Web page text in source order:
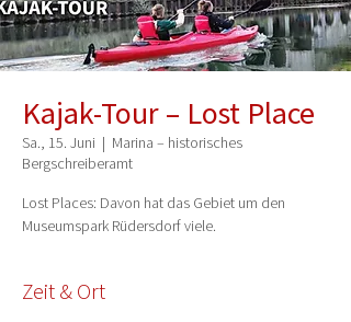
Kajak-Tour – Lost Place
Sa., 15. Juni
  |
Marina – historisches
Bergschreiberamt
Lost Places: Davon hat das Gebiet um den
Museumspark Rüdersdorf viele.
Zeit & Ort